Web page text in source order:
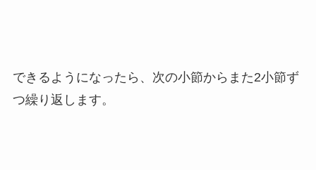
できるようになったら、次の小節からまた2小節ず
つ繰り返します。